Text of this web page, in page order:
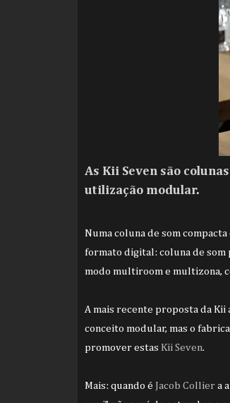
As Kii Seven são
utilização modular.
Numa coluna de som
formato digital: coluna de
modo multiroom e multizona,
A mais recente proposta da Kii
conceito modular, mas o
promover estas Kii Seven.
Mais: quando é Jacob Colliera